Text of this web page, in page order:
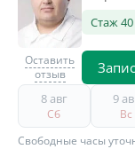
Оставить
отзыв
Стаж 40
8 авг
Сб
9
Вс
Свободные часы